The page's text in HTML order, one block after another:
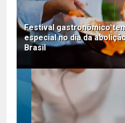
Festival gastronômico
especial no dia da
Brasil